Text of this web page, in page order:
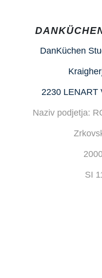
DanKüchen
2230 LENART
Naziv podjetja:
SI